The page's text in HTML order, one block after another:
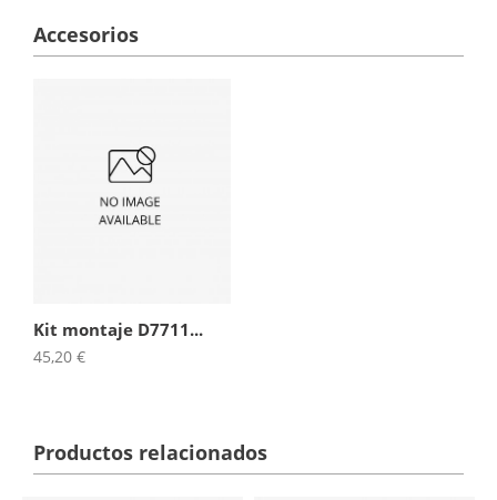
Accesorios
Kit montaje D7711...
45,20 €
Productos relacionados